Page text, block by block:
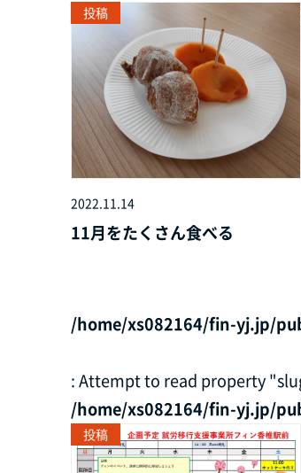
投稿
2022.11.14
11月をたくさん食べる
/home/xs082164/fin-yj.jp/
: Attempt to read property
/home/xs082164/fin-yj.jp/
投稿